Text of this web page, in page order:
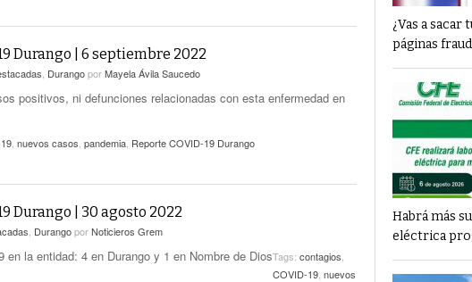
Durango | 6 septiembre 2022
DurangoporMayela Ávila Saucedo
positivos, ni defunciones relacionadas con esta enfermedad en
nuevos casos pandemia Reporte COVID-19 Durango
Durango | 30 agosto 2022
DurangoporNoticieros Grem
en la entidad: 4 en Durango y 1 en Nombre de DiosTags: contagios
COVID-19 nuevos
¿Vas a sacar
páginas
Habrá más
eléctrica